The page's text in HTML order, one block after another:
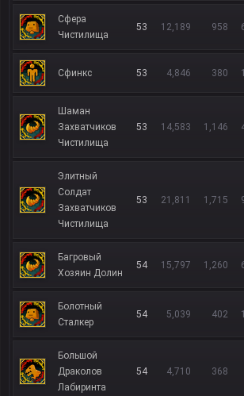
Сфера
Чистилища
53 12,189 958
Сфинкс 53 4,846 380
Шаман
Захватчиков
Чистилища
53 14,583 1,146
Элитный
Солдат
Захватчиков
Чистилища
53 21,811 1,715
Багровый
Хозяин Долин
54 15,797 1,260
Болотный
Сталкер
54 5,039 402
Большой
Драколов
Лабиринта
54 4,710 368